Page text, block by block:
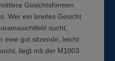
Gesichtsformen
Wer ein breites Gesicht
sucht,
eine gut sitzende, leicht
liegt mit der M1003